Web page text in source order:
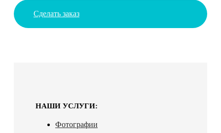
Сделать заказ
НАШИ УСЛУГИ:
Фотографии